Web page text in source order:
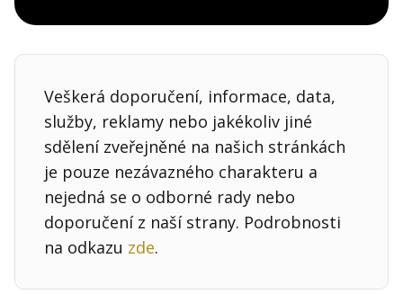
Veškerá doporučení, informace, data,
služby, reklamy nebo jakékoliv jiné
sdělení zveřejněné na našich stránkách
je pouze nezávazného charakteru a
nejedná se o odborné rady nebo
doporučení z naší strany. Podrobnosti
na odkazu zde.